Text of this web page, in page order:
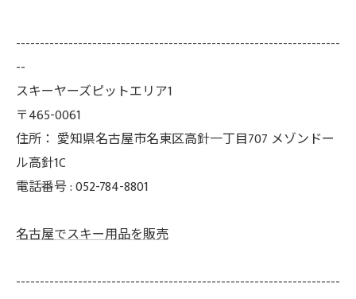
--------------------------------------------------------------------
--
スキーヤーズピットエリア1
〒465-0061
住所： 愛知県名古屋市名東区高針一丁目707 メゾンドー
ル高針1C
電話番号 :052-784-8801
名古屋でスキー用品を販売
--------------------------------------------------------------------